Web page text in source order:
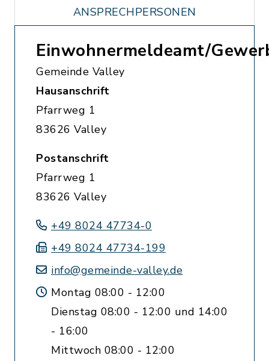
ANSPRECHPERSONEN
Einwohnermeldeamt/
Gemeinde Valley
Hausanschrift
Pfarrweg 1
83626 Valley
Postanschrift
Pfarrweg 1
83626 Valley
+49 8024 47734-0
+49 8024 47734-199
info@gemeinde-valley.de
Montag 08:00 - 12:00
Dienstag 08:00 - 12:00 und 14:00
- 16:00
Mittwoch 08:00 - 12:00